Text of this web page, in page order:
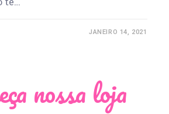
JANEIRO 14, 2021
nossa loja